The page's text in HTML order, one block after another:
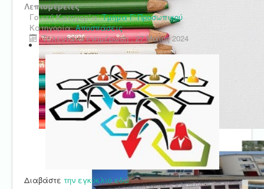
Λεπτομέρειες
Γονική Κατηγορία:Τμήμα Γ' Προσωπικού
Κατηγορία:Αποσπάσεις
Τελευταία ενημέρωση : 27 Μαϊος 2024
Διαβάστε την εγκύκλιο εδώ.